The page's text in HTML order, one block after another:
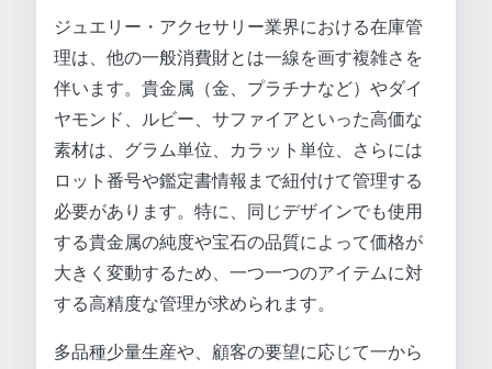
ジュエリー・アクセサリー業界における在庫管
理は、他の一般消費財とは一線を画す複雑さを
伴います。貴金属（金、プラチナなど）やダイ
ヤモンド、ルビー、サファイアといった高価な
素材は、グラム単位、カラット単位、さらには
ロット番号や鑑定書情報まで紐付けて管理する
必要があります。特に、同じデザインでも使用
する貴金属の純度や宝石の品質によって価格が
大きく変動するため、一つ一つのアイテムに対
する高精度な管理が求められます。
多品種少量生産や、顧客の要望に応じて一から